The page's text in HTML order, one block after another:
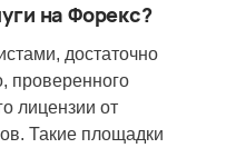
на Форекс?
достаточно
проверенного
лицензии от
Такие площадки